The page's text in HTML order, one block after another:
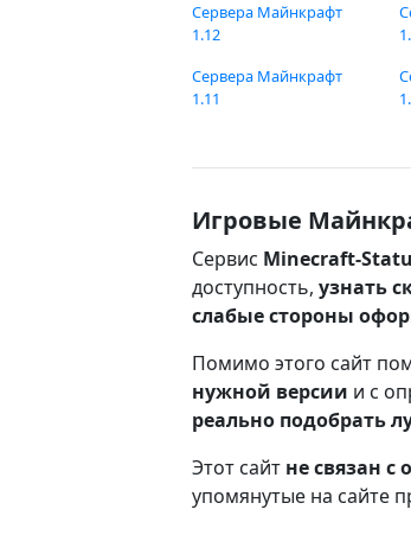
Сервера Майнкрафт
1.12
Сервера Майнкрафт
1.11
Игровые
Сервис Minecraft-
доступность, узнать
слабые стороны
Помимо этого сайт
нужной версии и с
реально подобрать
Этот сайт не связан
упомянутые на сайте